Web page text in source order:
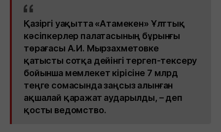
Қазіргі уақытта «Атамекен» Ұлттық
кәсіпкерлер палатасының бұрынғы
төрағасы А.И. Мырзахметовке
қатысты сотқа дейінгі тергеп-тексеру
бойынша мемлекет кірісіне 7 млрд
теңге сомасында заңсыз алынған
ақшалай қаражат аударылды, – деп
қосты ведомство.